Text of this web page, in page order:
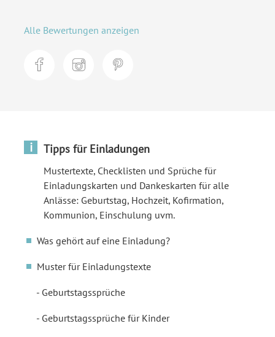
Alle Bewertungen anzeigen
i Tipps für Einladungen
Mustertexte, Checklisten und Sprüche für
Einladungskarten und Dankeskarten für alle
Anlässe: Geburtstag, Hochzeit, Kofirmation,
Kommunion, Einschulung uvm.
Was gehört auf eine Einladung?
Muster für Einladungstexte
Geburtstagssprüche
Geburtstagssprüche für Kinder